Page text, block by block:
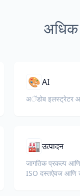
अधिक
🎨AI
अॅडोब इलस्ट्रेटर
🏭उत्पादन
जागतिक प्रकल्प
ISO दस्तऐवज आणि